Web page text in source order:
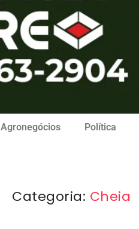
Agronegócios Política
Categoria: Cheia